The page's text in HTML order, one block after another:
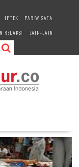
IPTEK
PARIWISATA
REDAKSI LAIN-LAIN